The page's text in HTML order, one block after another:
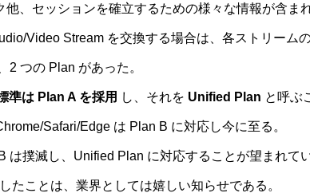
、セッションを確立するための様々な情報が含ま
Video Stream を交換する場合は、各ストリーム
2 つの Plan があった。
準は Plan A を採用 し、それを Unified Plan と呼ぶ
Safari/Edge は Plan B に対応し今に至る。
は撲滅し、Unified Plan に対応することが望まれて
たことは、業界としては嬉しい知らせである。